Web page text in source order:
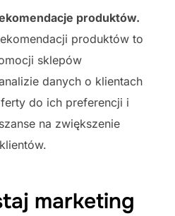
produktów.
produktów to
sklepów
danych o klientach
do ich preferencji i
na zwiększenie
marketing